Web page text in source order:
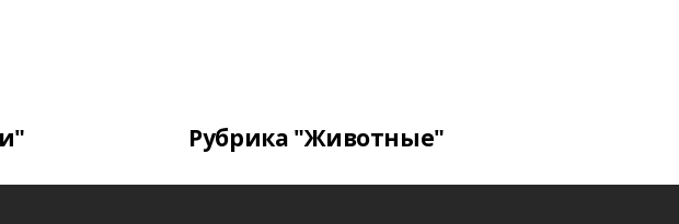
Рубрика "Животные"